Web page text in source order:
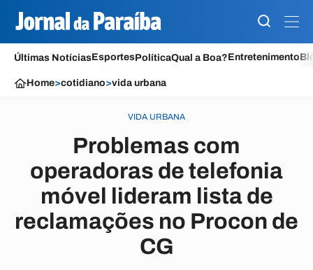
Últimas NotíciasEsportesPolíticaQual a Boa?Entretenimento
Home>cotidiano>vida urbana
VIDA URBANA
Problemas com
operadoras de telefonia
móvel lideram lista de
reclamações no Procon de
CG